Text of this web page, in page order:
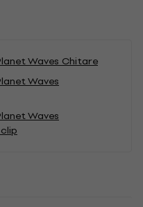
Waves Chitare
Waves
Waves